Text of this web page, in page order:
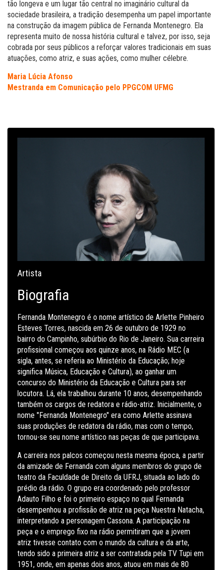
tão longeva e um lugar tão central no imaginário cultural da
sociedade brasileira, a tradição desempenha um papel importante
na construção da imagem pública de Fernanda Montenegro. Ela
representa muito de nossa história cultural e talvez, por isso, seja
cobrada por seus públicos a reforçar valores tradicionais em suas
atuações, como atriz, e suas ações, como mulher célebre.
Maria Lúcia Afonso
Mestranda em Comunicação pelo PPGCOM UFMG
Artista
Biografia
Fernanda Montenegro é o nome artístico de Arlette Pinheiro
Esteves Torres, nascida em 26 de outubro de 1929 no
bairro do Campinho, subúrbio do Rio de Janeiro. Sua carreira
profissional começou aos quinze anos, na Rádio MEC (a
sigla, antes, se referia ao Ministério da Educação; hoje
significa Música, Educação e Cultura), ao ganhar um
concurso do Ministério da Educação e Cultura para ser
locutora. Lá, ela trabalhou durante 10 anos, desempenhando
também os cargos de redatora e rádio-atriz. Inicialmente, o
nome "Fernanda Montenegro" era como Arlette assinava
suas produções de redatora da rádio, mas com o tempo,
tornou-se seu nome artístico nas peças de que participava.
A carreira nos palcos começou nesta mesma época, a partir
da amizade de Fernanda com alguns membros do grupo de
teatro da Faculdade de Direito da UFRJ, situada ao lado do
prédio da rádio. O grupo era coordenado pelo professor
Adauto Filho e foi o primeiro espaço no qual Fernanda
desempenhou a profissão de atriz na peça Nuestra Natacha,
interpretando a personagem Cassona. A participação na
peça e o emprego fixo na rádio permitiram que a jovem
atriz tivesse contato com o mundo da cultura e da arte,
tendo sido a primeira atriz a ser contratada pela TV Tupi em
1951, onde, em apenas dois anos, atuou em mais de 80